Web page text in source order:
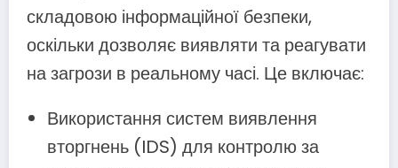
складовою інформаційної безпеки,
оскільки дозволяє виявляти та реагувати
на загрози в реальному часі. Це включає:
Використання систем виявлення
вторгнень (IDS) для контролю за